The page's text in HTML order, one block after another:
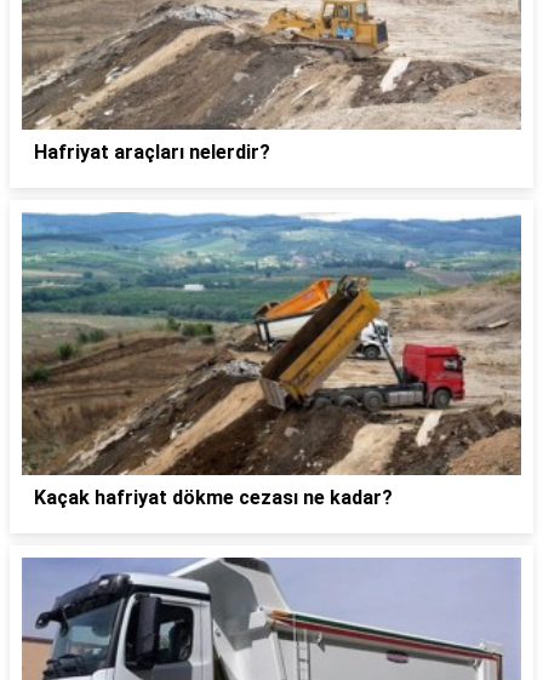
Hafriyat araçları nelerdir?
Kaçak hafriyat dökme cezası ne kadar?